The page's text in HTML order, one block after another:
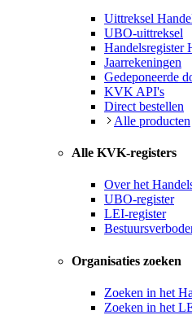
Uittreksel
UBO-uittreksel
Handelsregister
Jaarrekeningen
Gedeponeerde
KVK API's
Direct bestellen
Alle producten
Alle KVK-registers
Over het
UBO-register
LEI-register
Organisaties zoeken
Zoeken in het
Zoeken in het